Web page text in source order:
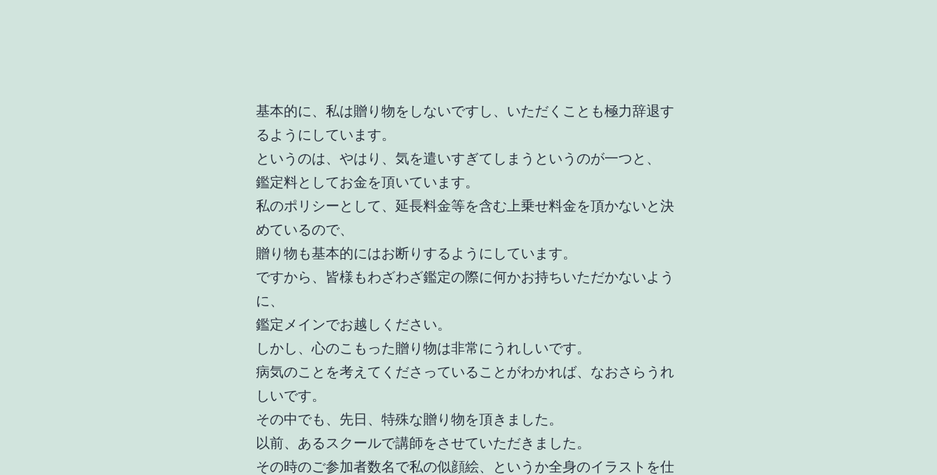
基本的に、私は贈り物をしないですし、いただくことも極力辞退す
るようにしています。
というのは、やはり、気を遣いすぎてしまうというのが一つと、
鑑定料としてお金を頂いています。
私のポリシーとして、延長料金等を含む上乗せ料金を頂かないと決
めているので、
贈り物も基本的にはお断りするようにしています。
ですから、皆様もわざわざ鑑定の際に何かお持ちいただかないよう
に、
鑑定メインでお越しください。
しかし、心のこもった贈り物は非常にうれしいです。
病気のことを考えてくださっていることがわかれば、なおさらうれ
しいです。
その中でも、先日、特殊な贈り物を頂きました。
以前、あるスクールで講師をさせていただきました。
その時のご参加者数名で私の似顔絵、というか全身のイラストを仕